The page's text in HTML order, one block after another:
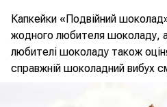
Капкейки «Подвійний
жодного любителя шоколаду,
любителі шоколаду також
справжній шоколадний вибух